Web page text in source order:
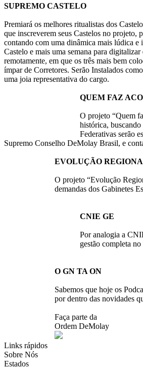
SUPREMO CASTELO
Premiará os melhores ritualistas dos
que inscreverem seus Castelos no projeto,
contando com uma dinâmica mais lúdica e
Castelo e mais uma semana para
remotamente, em que os três mais bem
ímpar de Corretores. Serão Instalados
uma joia representativa do cargo.
QUEM FAZ
O projeto “Quem
histórica,
Federativas serão
Supremo Conselho DeMolay Brasil, e
EVOLUÇÃO
O projeto “Evolução
demandas dos Gabinetes
CNIE GE
Por analogia a
gestão completa
O GN TA ON
Sabemos que hoje os
por dentro das novidades
Faça parte da
Ordem DeMolay
Links rápidos
Sobre Nós
Estados